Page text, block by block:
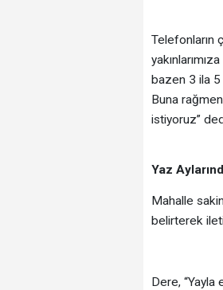
Telefonların
bazen 3 ila
Buna
istiyoruz”
Yaz
Mahalle
belirterek
Dere, “Yayla